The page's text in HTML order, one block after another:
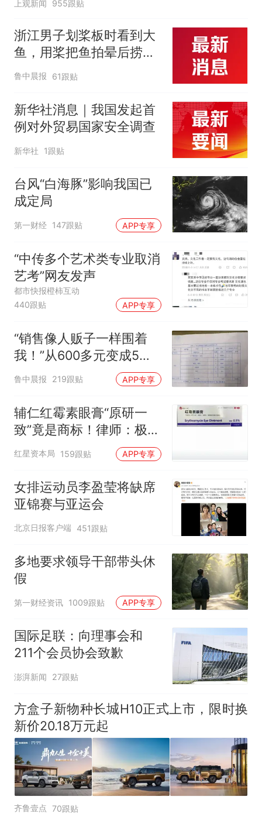
上观新闻 955跟贴
浙江男子划桨板时看到大
鱼，用桨把鱼拍晕后捞
起；当事人：鱼重7斤6
两，做成红烧辣子鱼块，
味道很好
鲁中晨报 61跟贴
新华社消息｜我国发起首
例对外贸易国家安全调查
新华社 1跟贴
台风“白海豚”影响我国已
成定局
第一财经 147跟贴 APP专享
“中传多个艺术类专业取消
艺考”网友发声
都市快报橙柿互动
440跟贴
APP专享
“销售像人贩子一样围着
我！”从600多元变成5万
元，57岁保洁阿姨做医美
后眼睛肿到流泪、视物模
糊
鲁中晨报 219跟贴 APP专享
辅仁红霉素眼膏“原研一
致”竟是商标！律师：极易
误导消费者，不妥
红星资本局 159跟贴 APP专享
女排运动员李盈莹将缺席
亚锦赛与亚运会
北京日报客户端 451跟贴
多地要求领导干部带头休
假
第一财经资讯 1009跟贴 APP专享
国际足联：向理事会和
211个会员协会致歉
澎湃新闻 27跟贴
方盒子新物种长城H10正式上市，限时换
新价20.18万元起
齐鲁壹点 70跟贴